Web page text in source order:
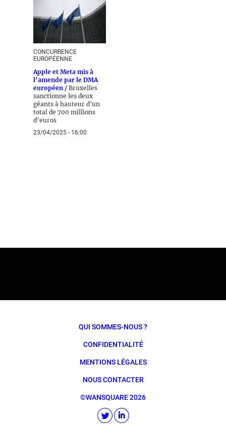
CONCURRENCE
EUROPÉENNE
Apple et Meta mis à
l’amende par le DMA
européen / Bruxelles
sanctionne les deux
géants à hauteur d'un
total de 700 millions
d’euros
23/04/2025 - 16:00
QUI SOMMES-NOUS ?
CONFIDENTIALITÉ
MENTIONS LÉGALES
NOUS CONTACTER
©WANSQUARE 2026